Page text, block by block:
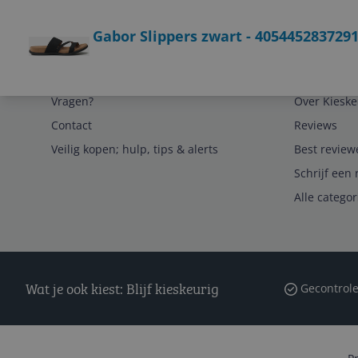
Gabor Slippers zwart - 4054452837291
Vragen?
Contact
Veilig kopen; hulp, tips & alerts
Over
Reviews
Best
Schrijf een
Alle
Wat je ook kiest: Blijf kieskeurig